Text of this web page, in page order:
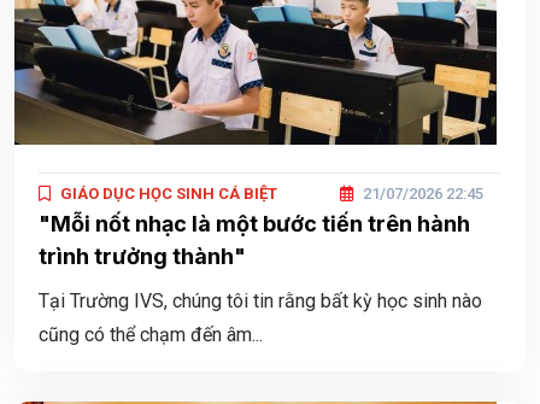
GIÁO DỤC HỌC SINH CÁ BIỆT 21/07/2026 22:45
"Mỗi nốt nhạc là một bước tiến trên hành
trình trưởng thành"
Tại Trường IVS, chúng tôi tin rằng bất kỳ học sinh nào
cũng có thể chạm đến âm...